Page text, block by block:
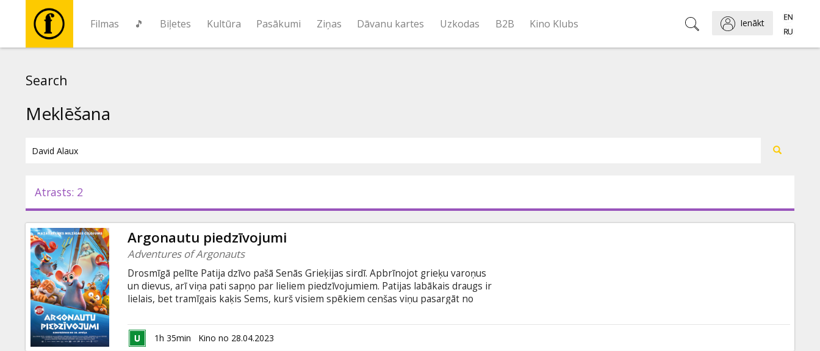
Filmas 🎵 Biļetes Kultūra Pasākumi Ziņas Dāvanu kartes Uzkodas B2B Kino Klubs Ienākt
Pasākumi
Ziņas
Dāvanu
kartes
Uzkodas
Search
Meklēšana
Atrasts: 2
Argonautu piedzīvojumi
Adventures of Argonauts
Drosmīgā pelīte Patija dzīvo pašā Senās Grieķijas sirdī. Apbrīnojot grieķu varoņus
un dievus, arī viņa pati sapņo par lieliem piedzīvojumiem. Patijas labākais draugs ir
lielais, bet tramīgais kaķis Sems, kurš visiem spēkiem cenšas viņu pasargāt no
Semam nākas doties bīstamā jūras braucienā, piestājot neparastās vietās, kurās
mīt mītiskas radības. Filma dublēta latviešu un krievu valodā ar subtitriem latviešu
1h 35min Kino no 28.04.2023